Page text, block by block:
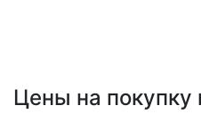
Цены на покупку